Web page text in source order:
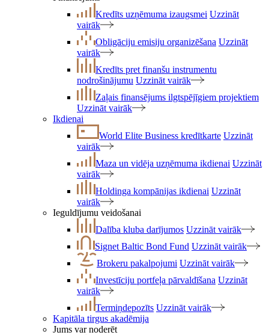
Kredīts uzņēmuma izaugsmei Uzzināt
vairāk
Obligāciju emisiju organizēšana Uzzināt
vairāk
Kredīts pret finanšu instrumentu
nodrošinājumu Uzzināt vairāk
Zaļais finansējums ilgtspējīgiem projektiem
Uzzināt vairāk
Ikdienai
World Elite Business kredītkarte Uzzināt
vairāk
Maza un vidēja uzņēmuma ikdienai Uzzināt
vairāk
Holdinga kompānijas ikdienai Uzzināt
vairāk
Ieguldījumu veidošanai
Dalība kluba darījumos Uzzināt vairāk
Signet Baltic Bond Fund Uzzināt vairāk
Brokeru pakalpojumi Uzzināt vairāk
Investīciju portfeļa pārvaldīšana Uzzināt
vairāk
Termiņdepozīts Uzzināt vairāk
Kapitāla tirgus akadēmija
Jums var noderēt